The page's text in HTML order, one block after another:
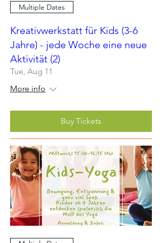
Multiple Dates
Kreativwerkstatt für Kids (3-6
Jahre) - jede Woche eine neue
Aktivität (2)
Tue, Aug 11
More info
Buy Tickets